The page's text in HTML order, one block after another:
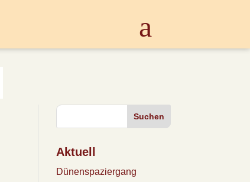
Suchen
Aktuell
Dünenspaziergang